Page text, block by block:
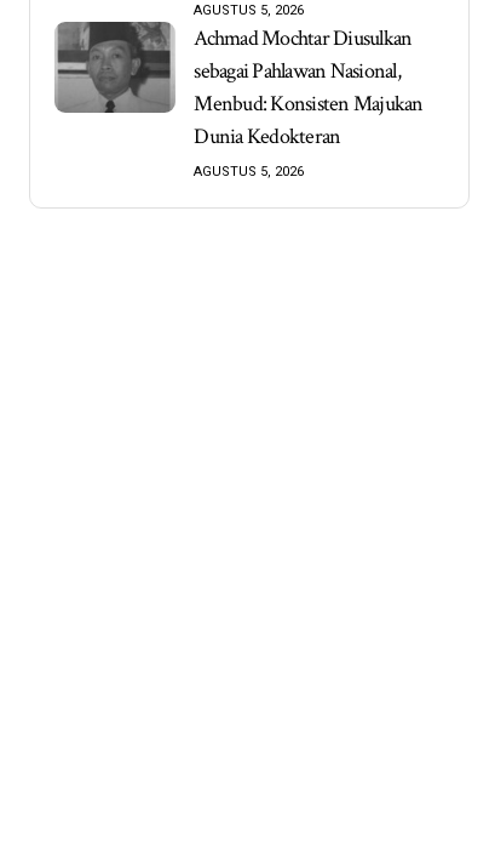
AGUSTUS 5, 2026
Achmad Mochtar Diusulkan
sebagai Pahlawan Nasional,
Menbud: Konsisten Majukan
Dunia Kedokteran
AGUSTUS 5, 2026